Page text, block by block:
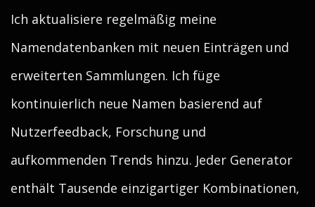
Ich aktualisiere regelmäßig meine
Namendatenbanken mit neuen Einträgen und
erweiterten Sammlungen. Ich füge
kontinuierlich neue Namen basierend auf
Nutzerfeedback, Forschung und
aufkommenden Trends hinzu. Jeder Generator
enthält Tausende einzigartiger Kombinationen,